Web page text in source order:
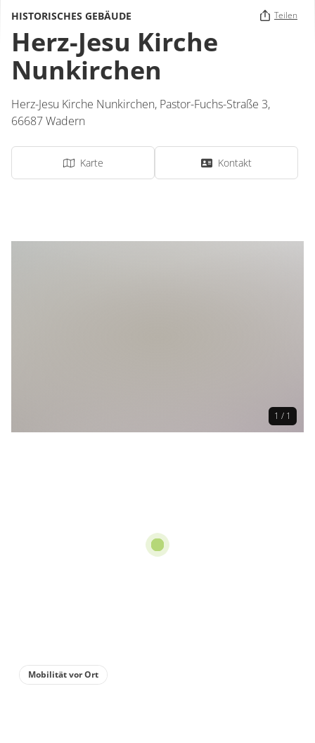
HISTORISCHES GEBÄUDE Teilen
Herz-Jesu Kirche
Nunkirchen
Herz-Jesu Kirche Nunkirchen, Pastor-Fuchs-Straße 3,
66687Wadern
Karte Kontakt
1 / 1
Mobilität vor Ort